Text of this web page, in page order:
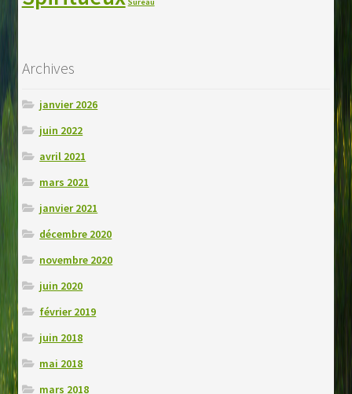
Sureau
Archives
janvier 2026
juin 2022
avril 2021
mars 2021
janvier 2021
décembre 2020
novembre 2020
juin 2020
février 2019
juin 2018
mai 2018
mars 2018